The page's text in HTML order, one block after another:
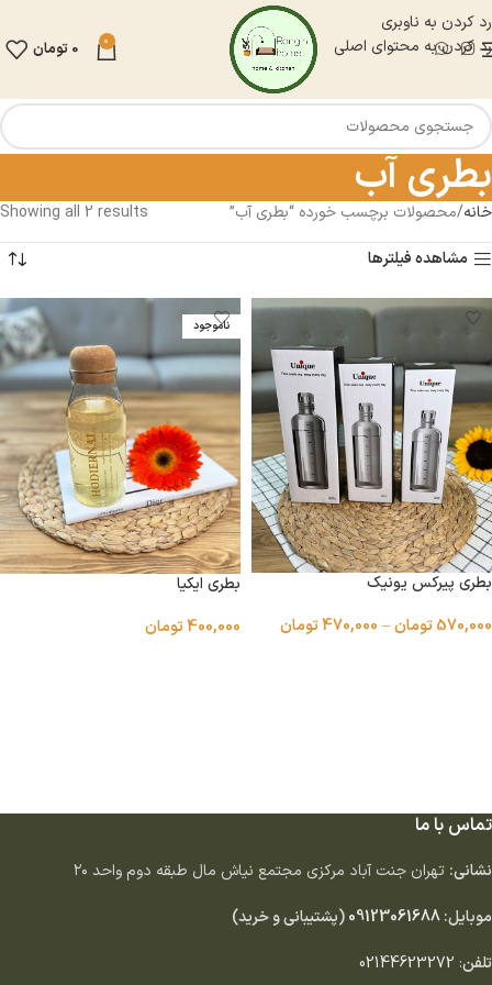
رد کردن به ناوبری
رد کردن به محتوای اصلی
0
0 تومان
بطری آب
خانه محصولات برچسب خورده “بطری آب”
Showing all 2 results
مشاهده فیلترها
بطری پیرکس یونیک
570,000تومان–
470,000تومان
ناموجود
بطری ایکیا
400,000تومان
تماس با ما
نشانی: تهران جنت آباد مركزى مجتمع نياش مال طبقه دوم واحد ٢٠
موبایل:09123061688(پشتیبانی و خرید)
تلفن:
02144623272